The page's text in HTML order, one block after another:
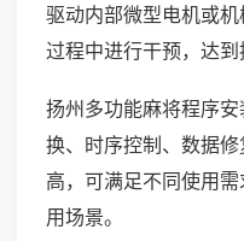
驱动内部微型电机或
过程中进行干预，达到
扬州多功能麻将程序
换、时序控制、数据
高，可满足不同使用
用场景。